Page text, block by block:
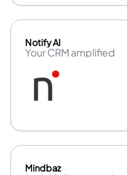
Notify AI
Your CRM amplified
Mindbaz